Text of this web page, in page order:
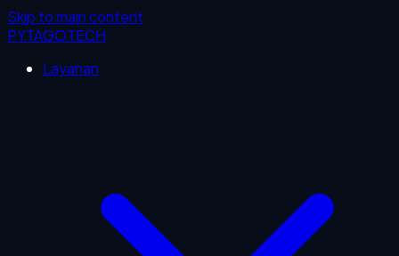
Skip to main content
PYTAGOTECH
Layanan